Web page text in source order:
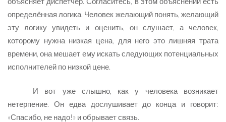
определённая логика. Человек желающий понять, желающий
эту логику увидеть и оценить, он слушает, а человек,
которому нужна низкая цена, для него это лишняя трата
времени, она мешает ему искать следующих потенциальных
исполнителей по низкой цене.
И вот уже слышно, как у человека возникает
нетерпение. Он едва дослушивает до конца и говорит:
«Спасибо, не надо!» и обрывает связь.